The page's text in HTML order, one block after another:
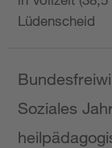
Lüdenscheid
Soziales